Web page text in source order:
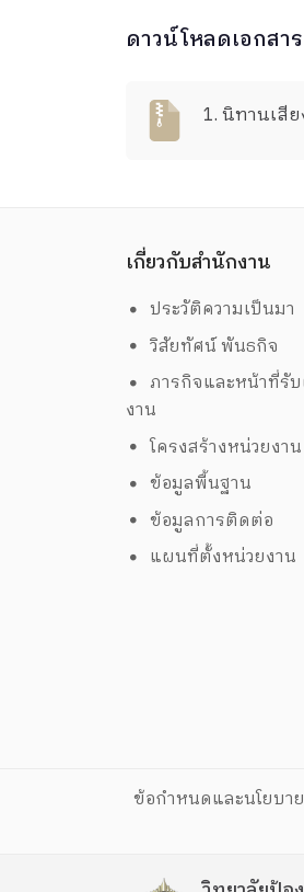
ดาวน์โหลดเอกสาร
1. นิทานเสี
เกี่ยวกับสำนักงาน
ประวัติความเป็นมา
วิสัยทัศน์ พันธกิจ
ภารกิจและหน้าที่รั
งาน
โครงสร้างหน่วยงาน
ข้อมูลพื้นฐาน
ข้อมูลการติดต่อ
แผนที่ตั้งหน่วยงาน
ข้อกำหนดและนโยบา